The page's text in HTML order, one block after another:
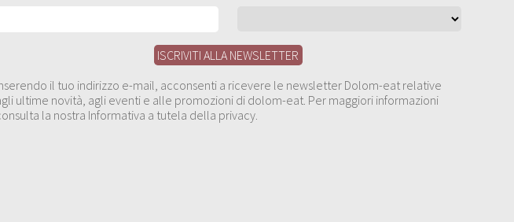
il tuo indirizzo e-mail, acconsenti a ricevere le newsletter Dolom-eat relative
ultime novità, agli eventi e alle promozioni di dolom-eat. Per maggiori informazioni
la nostra Informativa a tutela della privacy.